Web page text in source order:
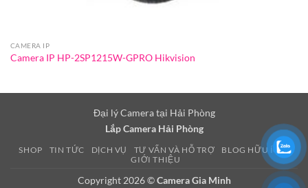
CAMERA IP
Camera IP HP-2SP1215W-GPRO Hikvision
Đại lý Camera tại Hải Phòng
Lắp Camera Hải Phòng
SHOP TIN TỨC DỊCH VỤ TƯ VẤN VÀ HỖ TRỢ
BLOG HỮU ÍCH
GIỚI THIỆU
Copyright 2026 ©Camera Gia Minh